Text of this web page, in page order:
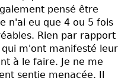
pensé être
n'ai eu que 4 ou 5 fois
Rien par rapport
m'ont manifesté leur
à le faire. Je ne me
sentie menacée. Il